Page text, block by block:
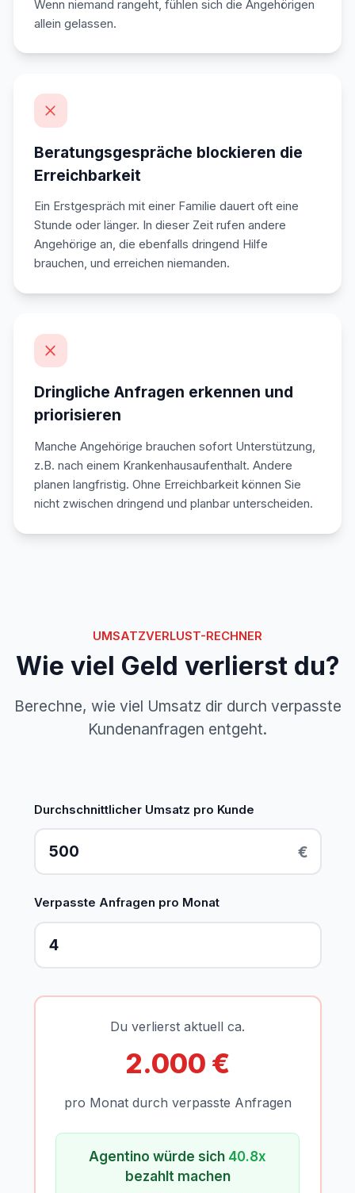
Wenn niemand rangeht, fühlen sich die Angehörigen
allein gelassen.
Beratungsgespräche blockieren die
Erreichbarkeit
Ein Erstgespräch mit einer Familie dauert oft eine
Stunde oder länger. In dieser Zeit rufen andere
Angehörige an, die ebenfalls dringend Hilfe
brauchen, und erreichen niemanden.
Dringliche Anfragen erkennen und
priorisieren
Manche Angehörige brauchen sofort Unterstützung,
z.B. nach einem Krankenhausaufenthalt. Andere
planen langfristig. Ohne Erreichbarkeit können Sie
nicht zwischen dringend und planbar unterscheiden.
UMSATZVERLUST-RECHNER
Wie viel Geld verlierst du?
Berechne, wie viel Umsatz dir durch verpasste
Kundenanfragen entgeht.
Durchschnittlicher Umsatz pro Kunde
€
Verpasste Anfragen pro Monat
Du verlierst aktuell ca.
2.000 €
pro Monat durch verpasste Anfragen
Agentino würde sich 40.8x
bezahlt machen